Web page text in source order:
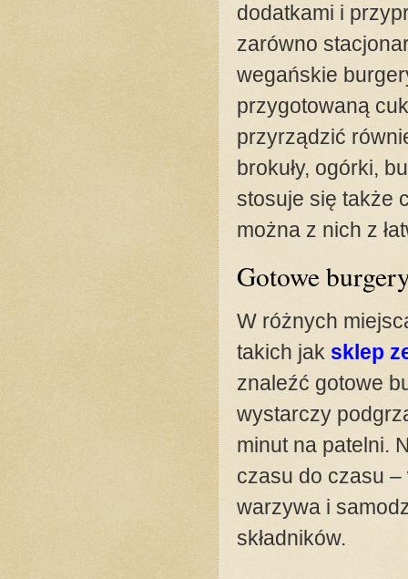
dodatkami i
zarówno
wegańskie
przygotowaną
przyrządzić
brokuły, ogórki,
stosuje się także
można z nich z
Gotowe
W różnych
takich jak sklep
znaleźć gotowe
wystarczy
minut na patelni.
czasu do czasu
warzywa i
składników.